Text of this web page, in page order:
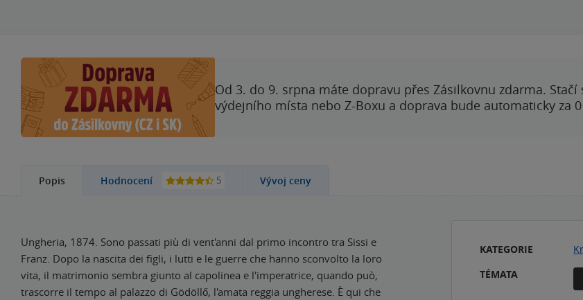
Od 3. do 9. srpna máte dopravu přes Zásilkovnu zdarma.
výdejního místa nebo Z-Boxu a doprava bude automaticky za 0
Popis Hodnocení 5 Vývoj ceny
Ungheria, 1874. Sono passati più di vent'anni dal primo incontro tra Sissi e
Franz. Dopo la nascita dei figli, i lutti e le guerre che hanno sconvolto la loro
vita, il matrimonio sembra giunto al capolinea e l'imperatrice, quando può,
trascorre il tempo al palazzo di Gödöllő, l'amata reggia ungherese. È qui che
KATEGORIE
TÉMATA